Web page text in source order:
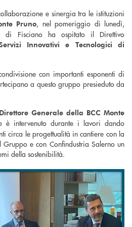
e sinergia tra le istituzioni
Pruno, nel pomeriggio di lunedì,
di Fisciano ha ospitato il Direttivo
Innovativi e Tecnologici di
con importanti esponenti di
a questo gruppo presieduto da
Direttore Generale della BCC Monte
è intervenuto durante i lavori dando
circa le progettualità in cantiere con la
e con Confindustria Salerno un
della sostenibilità.